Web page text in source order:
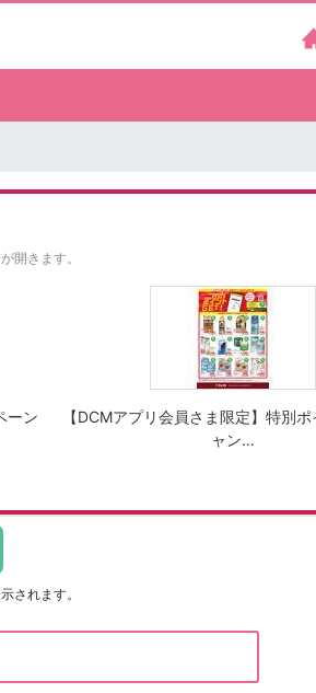
開きます。
ーン
【DCMアプリ会員さま限定】特別
ャン…
されます。